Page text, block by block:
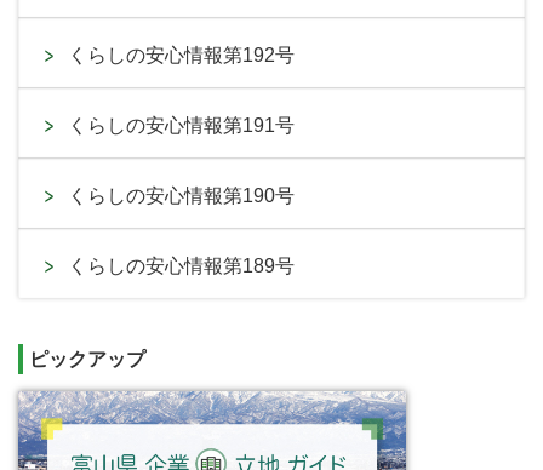
くらしの安心情報第192号
くらしの安心情報第191号
くらしの安心情報第190号
くらしの安心情報第189号
ピックアップ